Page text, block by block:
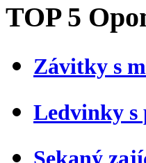
TOP 5
Závitky s
Ledvinky